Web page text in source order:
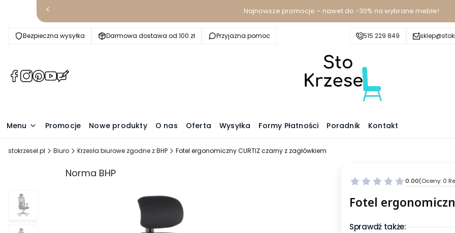
Najnowsze promocje – nawet do -30% na wybrane meble!
Bezpieczna wysyłka Darmowa dostawa od 100 zł Przyjazna pomoc 515 229 849
(Otwiera
karcie)
(Otwiera
karcie)
(Otwiera
karcie)
(Otwiera
karcie)
(Otwiera
karcie)
Menu Promocje Nowe produkty O nas Oferta Wysyłka Formy Płatności Poradnik Kontakt
stokrzesel.pl Biuro Krzesła biurowe zgodne z BHP Fotel ergonomiczny CURTIZ czarny z zagłówkiem
Promocja Norma BHP
0.00(Oceny: 0
Fotel
Sprawdź także: